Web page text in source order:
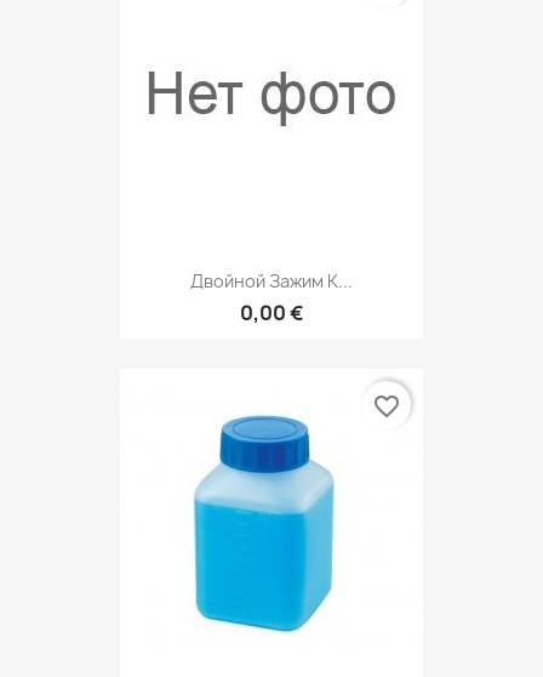
Двойной Зажим К...
0,00 €
favorite_border